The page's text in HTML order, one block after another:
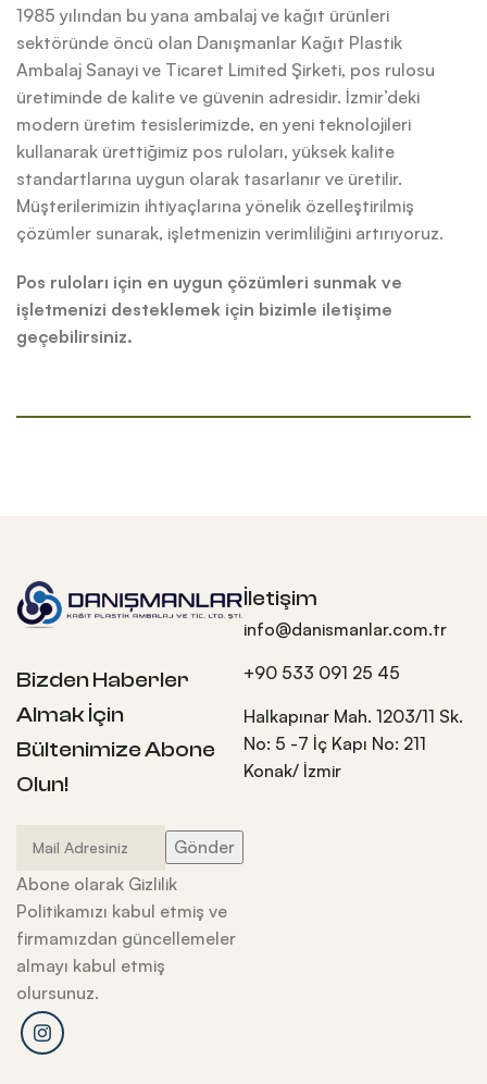
1985 yılından bu yana ambalaj ve kağıt ürünleri
sektöründe öncü olan Danışmanlar Kağıt Plastik
Ambalaj Sanayi ve Ticaret Limited Şirketi, pos rulosu
üretiminde de kalite ve güvenin adresidir. İzmir’deki
modern üretim tesislerimizde, en yeni teknolojileri
kullanarak ürettiğimiz pos ruloları, yüksek kalite
standartlarına uygun olarak tasarlanır ve üretilir.
Müşterilerimizin ihtiyaçlarına yönelik özelleştirilmiş
çözümler sunarak, işletmenizin verimliliğini artırıyoruz.
Pos ruloları için en uygun çözümleri sunmak ve
işletmenizi desteklemek için bizimle iletişime
geçebilirsiniz.
Bizden Haberler
Almak İçin
Bültenimize Abone
Olun!
Abone olarak Gizlilik
Politikamızı kabul etmiş ve
firmamızdan güncellemeler
almayı kabul etmiş
olursunuz.
İletişim
info@danismanlar.com.tr
+90 533 091 25 45
Halkapınar Mah. 1203/11 Sk.
No: 5 -7 İç Kapı No: 211
Konak/ İzmir